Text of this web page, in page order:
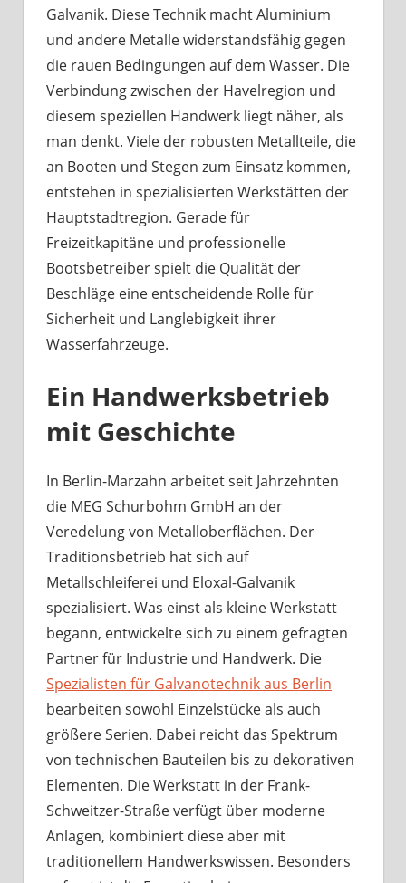
Galvanik. Diese Technik macht Aluminium
und andere Metalle widerstandsfähig gegen
die rauen Bedingungen auf dem Wasser. Die
Verbindung zwischen der Havelregion und
diesem speziellen Handwerk liegt näher, als
man denkt. Viele der robusten Metallteile, die
an Booten und Stegen zum Einsatz kommen,
entstehen in spezialisierten Werkstätten der
Hauptstadtregion. Gerade für
Freizeitkapitäne und professionelle
Bootsbetreiber spielt die Qualität der
Beschläge eine entscheidende Rolle für
Sicherheit und Langlebigkeit ihrer
Wasserfahrzeuge.
Ein Handwerksbetrieb
mit Geschichte
In Berlin-Marzahn arbeitet seit Jahrzehnten
die MEG Schurbohm GmbH an der
Veredelung von Metalloberflächen. Der
Traditionsbetrieb hat sich auf
Metallschleiferei und Eloxal-Galvanik
spezialisiert. Was einst als kleine Werkstatt
begann, entwickelte sich zu einem gefragten
Partner für Industrie und Handwerk. Die
Spezialisten für Galvanotechnik aus Berlin
bearbeiten sowohl Einzelstücke als auch
größere Serien. Dabei reicht das Spektrum
von technischen Bauteilen bis zu dekorativen
Elementen. Die Werkstatt in der Frank-
Schweitzer-Straße verfügt über moderne
Anlagen, kombiniert diese aber mit
traditionellem Handwerkswissen. Besonders